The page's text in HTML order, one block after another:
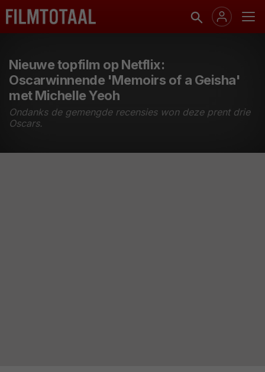
Nieuwe topfilm op Netflix:
Oscarwinnende 'Memoirs of a Geisha'
met Michelle Yeoh
Ondanks de gemengde recensies won deze prent drie
Oscars.